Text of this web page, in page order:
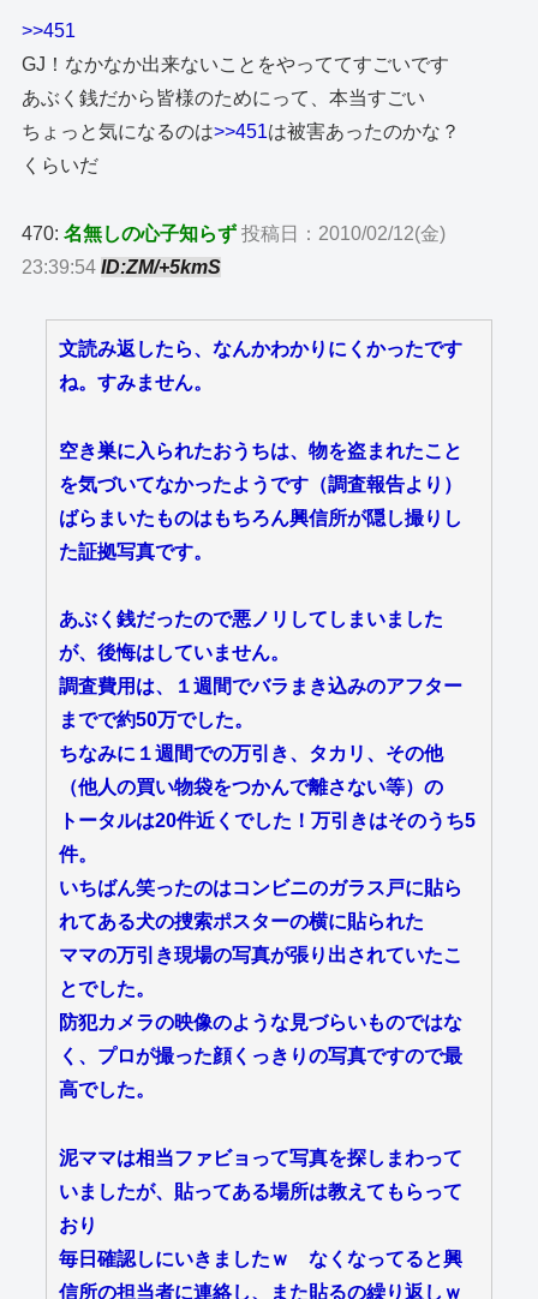
>>451
GJ！なかなか出来ないことをやっててすごいです
あぶく銭だから皆様のためにって、本当すごい
ちょっと気になるのは>>451は被害あったのかな？
くらいだ
470:名無しの心子知らず 投稿日：2010/02/12(金)
23:39:54ID:ZM/+5kmS
文読み返したら、なんかわかりにくかったです
ね。すみません。
空き巣に入られたおうちは、物を盗まれたこと
を気づいてなかったようです（調査報告より）
ばらまいたものはもちろん興信所が隠し撮りし
た証拠写真です。
あぶく銭だったので悪ノリしてしまいました
が、後悔はしていません。
調査費用は、１週間でバラまき込みのアフター
までで約50万でした。
ちなみに１週間での万引き、タカリ、その他
（他人の買い物袋をつかんで離さない等）の
トータルは20件近くでした！万引きはそのうち5
件。
いちばん笑ったのはコンビニのガラス戸に貼ら
れてある犬の捜索ポスターの横に貼られた
ママの万引き現場の写真が張り出されていたこ
とでした。
防犯カメラの映像のような見づらいものではな
く、プロが撮った顔くっきりの写真ですので最
高でした。
泥ママは相当ファビョって写真を探しまわって
いましたが、貼ってある場所は教えてもらって
おり
毎日確認しにいきましたｗ なくなってると興
信所の担当者に連絡し、また貼るの繰り返しｗ